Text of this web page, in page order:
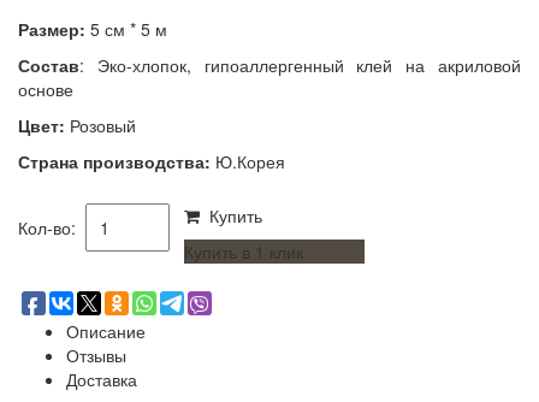
Размер: 5 см * 5 м
Состав: Эко-хлопок, гипоаллергенный клей на акриловой
основе
Цвет: Розовый
Страна производства: Ю.Корея
Кол-во:
Купить
Купить в 1 клик
Описание
Отзывы
Доставка